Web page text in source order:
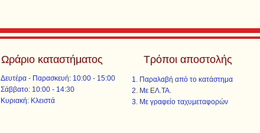
Ωράριο καταστήματος
Δευτέρα - Παρασκευή: 10:00 - 15:00
​​Σάββατο: 10:00 - 14:30
​Κυριακή: Κλειστά
Τρόποι αποστολής
Παραλαβή από το κατάστημα
Με ΕΛ.ΤΑ.​​
Με γραφείο ταχυμεταφορών​